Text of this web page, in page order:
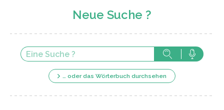
Neue Suche ?
… oder das Wörterbuch durchsehen